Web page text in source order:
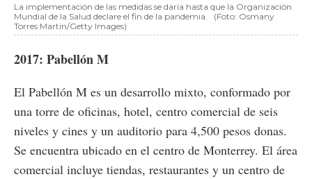
La implementación de las medidas se daría hasta que la Organización
Mundial de la Salud declare el fin de la pandemia.
(Foto: Osmany
Torres Martin/Getty Images)
2017: Pabellón M
El Pabellón M es un desarrollo mixto, conformado por
una torre de oficinas, hotel, centro comercial de seis
niveles y cines y un auditorio para 4,500 pesos donas.
Se encuentra ubicado en el centro de Monterrey. El área
comercial incluye tiendas, restaurantes y un centro de